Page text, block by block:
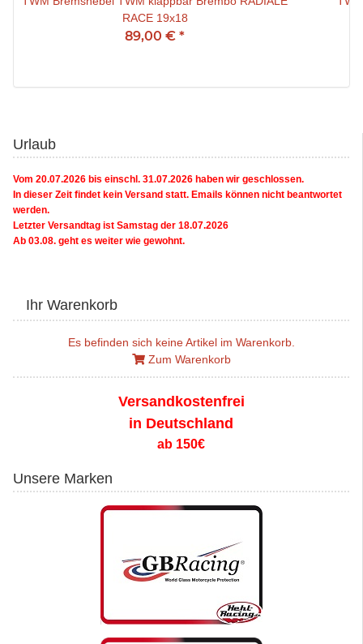
RACE 19x18
89,00 € *
Urlaub
Vom 20.07.2026 bis einschl. 31.07.2026 haben wir geschlossen.
In dieser Zeit findet kein Versand statt. Emails können nicht beantwortet
werden.
Letzter Versandtag ist Samstag der 18.07.2026
Ab 03.08. geht es weiter wie gewohnt.
Ihr Warenkorb
Es befinden sich keine Artikel im Warenkorb.
Zum Warenkorb
Versandkostenfrei
in Deutschland
ab 150€
Unsere Marken